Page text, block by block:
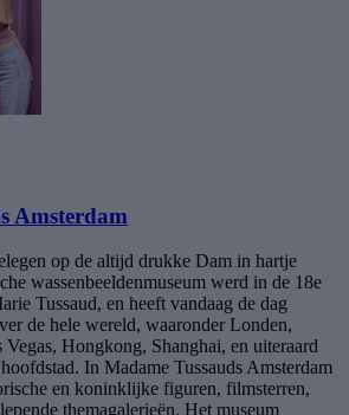
Amsterdam
op de altijd drukke Dam in hartje
wassenbeeldenmuseum werd in de 18e
Tussaud, en heeft vandaag de dag
de hele wereld, waaronder Londen,
Hongkong, Shanghai, en uiteraard
In Madame Tussauds Amsterdam
en koninklijke figuren, filmsterren,
themagalerieën. Het museum